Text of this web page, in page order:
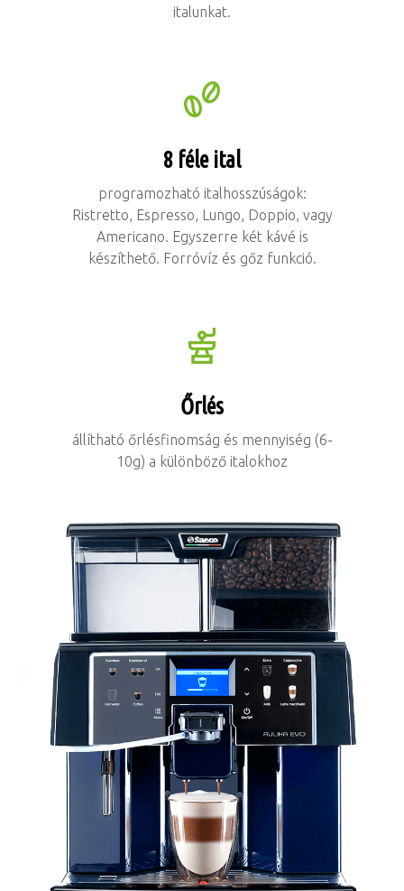
italunkat.
8 féle ital
programozható italhosszúságok:
Ristretto, Espresso, Lungo, Doppio, vagy
Americano. Egyszerre két kávé is
készíthető. Forróvíz és gőz funkció.
Őrlés
állítható őrlésfinomság és mennyiség (6-
10g) a különböző italokhoz